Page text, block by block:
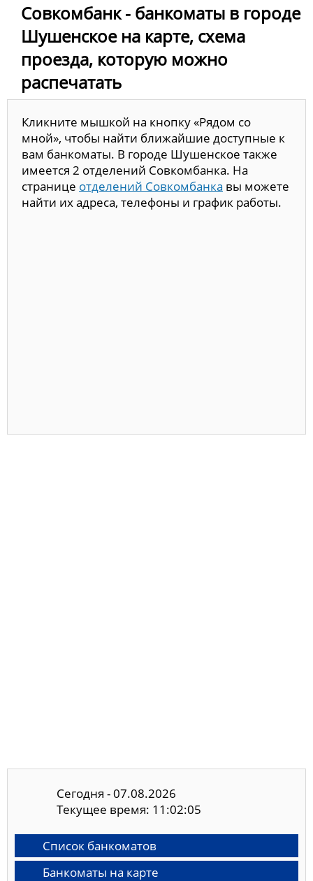
Совкомбанк - банкоматы в городе
Шушенское на карте, схема
проезда, которую можно
распечатать
Кликните мышкой на кнопку «Рядом со
мной», чтобы найти ближайшие доступные к
вам банкоматы. В городе Шушенское также
имеется 2 отделений Совкомбанка. На
странице отделений Совкомбанка вы можете
найти их адреса, телефоны и график работы.
Сегодня - 07.08.2026
Текущее время: 11:02:06
Список банкоматов
Банкоматы на карте